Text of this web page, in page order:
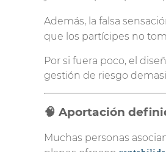
Además, la falsa
que los partícipes no
Por si fuera poco, el
gestión de riesgo
🧠 Aportación
Muchas personas